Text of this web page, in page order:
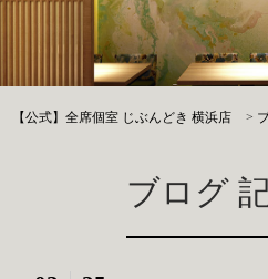
【公式】全席個室 じぶんどき 横浜店 >
ブログ